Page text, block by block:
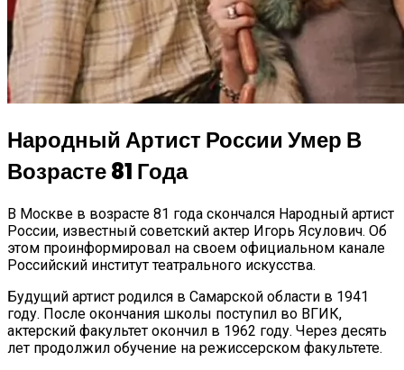
Народный Артист России Умер В
Возрасте 81 Года
В Москве в возрасте 81 года скончался Народный артист
России, известный советский актер Игорь Ясулович. Об
этом проинформировал на своем официальном канале
Российский институт театрального искусства.
Будущий артист родился в Самарской области в 1941
году. После окончания школы поступил во ВГИК,
актерский факультет окончил в 1962 году. Через десять
лет продолжил обучение на режиссерском факультете.